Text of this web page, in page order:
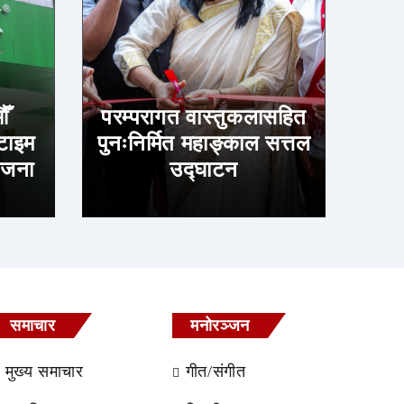
परम्परागत वास्तुकलासहित
पुनःनिर्मित महाङ्काल सत्तल
उद्घाटन
समाचार
मुख्य समाचार
मनोरञ्जन
गीत/संगीत